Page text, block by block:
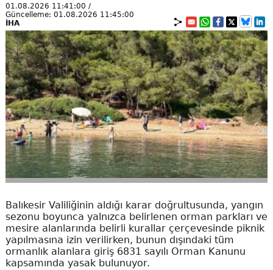
01.08.2026 11:41:00 /
Güncelleme: 01.08.2026 11:45:00
İHA
Balıkesir Valiliğinin aldığı karar doğrultusunda, yangın
sezonu boyunca yalnızca belirlenen orman parkları ve
mesire alanlarında belirli kurallar çerçevesinde piknik
yapılmasına izin verilirken, bunun dışındaki tüm
ormanlık alanlara giriş 6831 sayılı Orman Kanunu
kapsamında yasak bulunuyor.